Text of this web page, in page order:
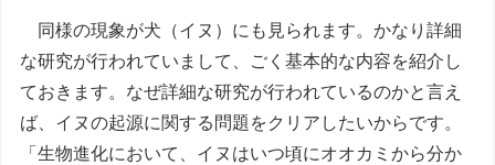
同様の現象が犬（イヌ）にも見られます。かなり詳細
な研究が行われていまして、ごく基本的な内容を紹介し
ておきます。なぜ詳細な研究が行われているのかと言え
ば、イヌの起源に関する問題をクリアしたいからです。
「生物進化において、イヌはいつ頃にオオカミから分か